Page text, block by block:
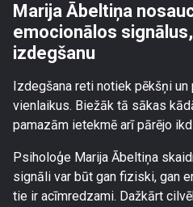
Marija Ābeltiņa
emocionālos
izdegšanu
Izdegšana reti notiek pēkšņi
vienlaikus. Biežāk tā sākas
pamazām ietekmē arī pārējo
Psiholoģe Marija Ābeltiņa
signāli var būt gan fiziski, gan
tie ir acīmredzami. Dažkārt